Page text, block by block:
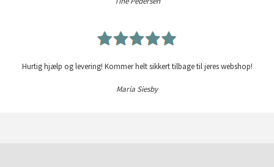
Hurtig hjælp og levering! Kommer helt sikkert tilbage til jeres webshop!
Maria Siesby